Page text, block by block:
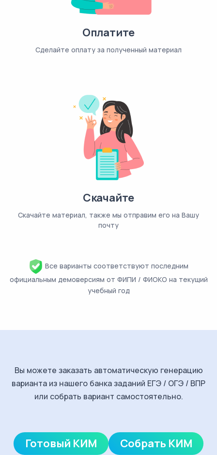
Оплатите
Сделайте оплату за полученный материал
Скачайте
Скачайте материал, также мы отправим его на Вашу
почту
Все варианты соответствуют последним
официальным демоверсиям от ФИПИ / ФИОКО на текущий
учебный год
Вы можете заказать автоматическую генерацию
варианта из нашего банка заданий ЕГЭ / ОГЭ / ВПР
или собрать вариант самостоятельно.
Готовый КИМ Собрать КИМ